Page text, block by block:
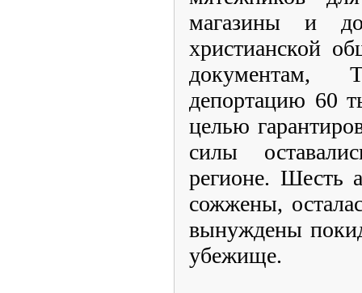
магазины и
христианской
документам,
депортацию 60
целью
силы
регионе. Шесть
сожжены,
вынуждены
убежище.